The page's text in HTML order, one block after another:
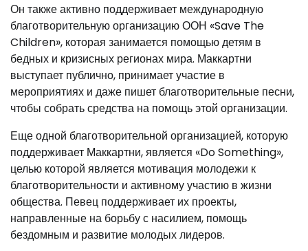
Он также активно поддерживает международную
благотворительную организацию ООН «Save The
Children», которая занимается помощью детям в
бедных и кризисных регионах мира. Маккартни
выступает публично, принимает участие в
мероприятиях и даже пишет благотворительные песни,
чтобы собрать средства на помощь этой организации.
Еще одной благотворительной организацией, которую
поддерживает Маккартни, является «Do Something»,
целью которой является мотивация молодежи к
благотворительности и активному участию в жизни
общества. Певец поддерживает их проекты,
направленные на борьбу с насилием, помощь
бездомным и развитие молодых лидеров.